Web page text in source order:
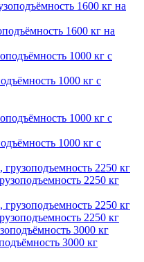
1600 кг на
1000 кг с
1000 кг с
2250 кг
2250 кг
3000 кг